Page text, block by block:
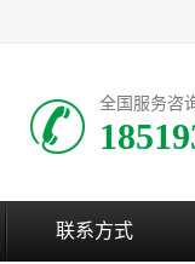
全国服务咨
联系方式